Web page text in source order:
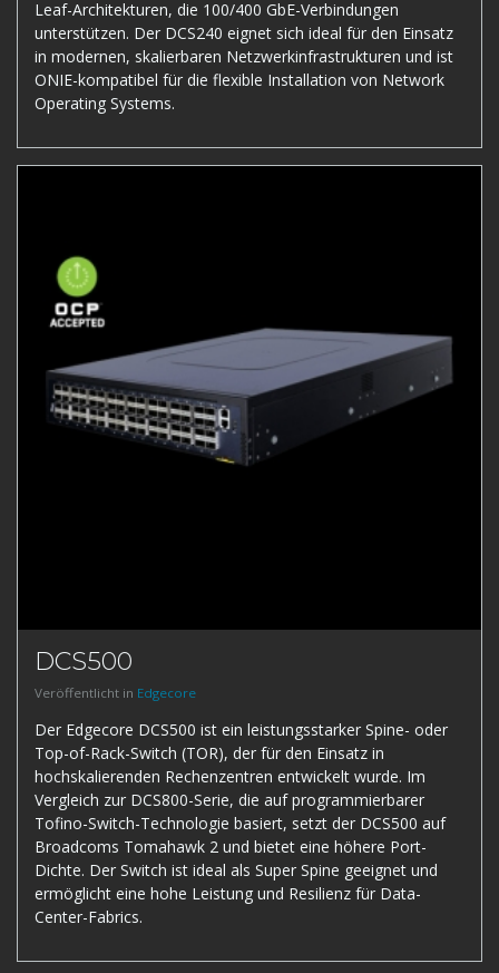
Leaf-Architekturen, die 100/400 GbE-Verbindungen
unterstützen. Der DCS240 eignet sich ideal für den Einsatz
in modernen, skalierbaren Netzwerkinfrastrukturen und ist
ONIE-kompatibel für die flexible Installation von Network
Operating Systems.
DCS500
Veröffentlicht in Edgecore
Der Edgecore DCS500 ist ein leistungsstarker Spine- oder
Top-of-Rack-Switch (TOR), der für den Einsatz in
hochskalierenden Rechenzentren entwickelt wurde. Im
Vergleich zur DCS800-Serie, die auf programmierbarer
Tofino-Switch-Technologie basiert, setzt der DCS500 auf
Broadcoms Tomahawk 2 und bietet eine höhere Port-
Dichte. Der Switch ist ideal als Super Spine geeignet und
ermöglicht eine hohe Leistung und Resilienz für Data-
Center-Fabrics.